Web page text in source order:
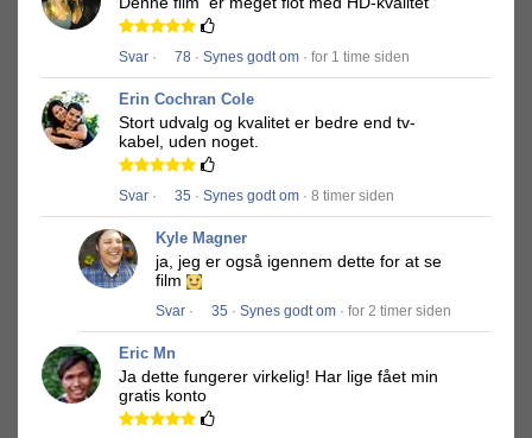
Svar · 78 · Synes godt om · for 1 time siden
Erin Cochran Cole
Stort udvalg og kvalitet er bedre end tv-
kabel, uden noget.
Svar · 35 · Synes godt om · 8 timer siden
Kyle Magner
ja, jeg er også igennem dette for at se
film
Svar · 35 · Synes godt om · for 2 timer siden
Eric Mn
Ja dette fungerer virkelig! Har lige fået min
gratis konto